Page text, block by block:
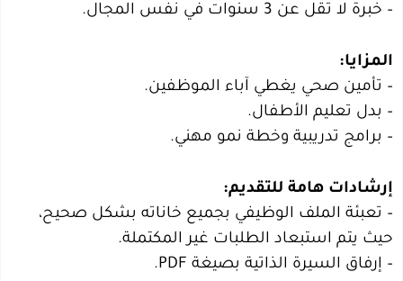
– خبرة لا تقل عن 3 سنوات في نفس المجال.
المزايا:
– تأمين صحي يغطي آباء الموظفين.
– بدل تعليم الأطفال.
– برامج تدريبية وخطة نمو مهني.
إرشادات هامة للتقديم:
– تعبئة الملف الوظيفي بجميع خاناته بشكل صحيح،
حيث يتم استبعاد الطلبات غير المكتملة.
– إرفاق السيرة الذاتية بصيغة PDF.